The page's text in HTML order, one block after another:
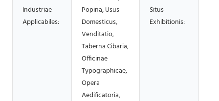
Industriae
Applicabiles:
Popina, Usus
Domesticus,
Venditatio,
Taberna Cibaria,
Officinae
Typographicae,
Opera
Aedificatoria,
Situs
Exhibitionis: